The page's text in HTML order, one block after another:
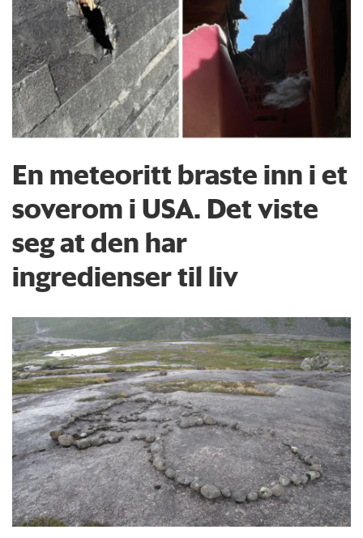
En meteoritt braste inn i et
soverom i USA. Det viste
seg at den har
ingredienser til liv